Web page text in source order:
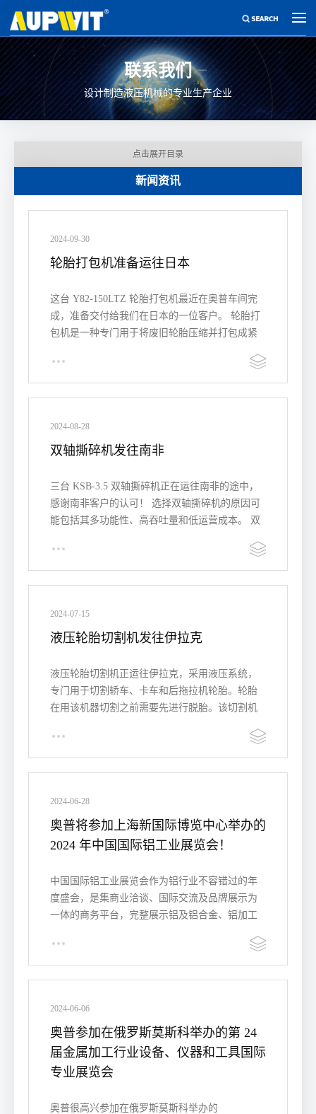
联系我们
设计制造液压机械的专业生产企业
点击展开目录
新闻资讯
2024-09-30
轮胎打包机准备运往日本
这台 Y82-150LTZ 轮胎打包机最近在奥普车间完
成，准备交付给我们在日本的一位客户。 轮胎打
包机是一种专门用于将废旧轮胎压缩并打包成紧
2024-08-28
双轴撕碎机发往南非
三台 KSB-3.5 双轴撕碎机正在运往南非的途中，
感谢南非客户的认可！ 选择双轴撕碎机的原因可
能包括其多功能性、高吞吐量和低运营成本。 双
2024-07-15
液压轮胎切割机发往伊拉克
液压轮胎切割机正运往伊拉克，采用液压系统，
专门用于切割轿车、卡车和后拖拉机轮胎。轮胎
在用该机器切割之前需要先进行脱胎。该切割机
2024-06-28
奥普将参加上海新国际博览中心举办的
2024 年中国国际铝工业展览会！
中国国际铝工业展览会作为铝行业不容错过的年
度盛会，是集商业洽谈、国际交流及品牌展示为
一体的商务平台，完整展示铝及铝合金、铝加工
2024-06-06
奥普参加在俄罗斯莫斯科举办的第 24
届金属加工行业设备、仪器和工具国际
专业展览会
奥普很高兴参加在俄罗斯莫斯科举办的